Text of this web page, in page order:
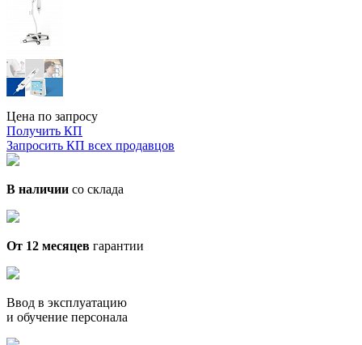
Цена по запросу
Получить КП
Запросить КП всех продавцов
В наличии со склада
От 12 месяцев гарантии
Ввод в эксплуатацию
и обучение персонала